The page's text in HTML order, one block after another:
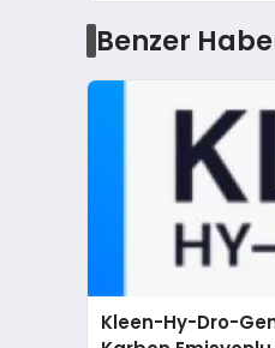
Benzer
Kleen-Hy-Dro-Gen